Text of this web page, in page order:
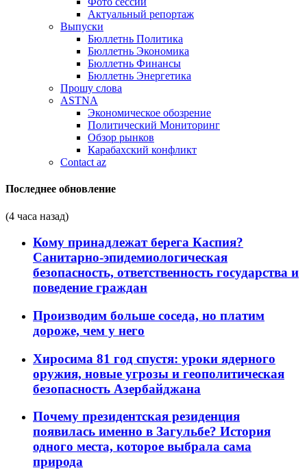
Актуальный репортаж
Выпуски
Бюллетнь Политика
Бюллетнь Экономика
Бюллетнь Финансы
Бюллетнь Энергетика
Прошу слова
ASTNA
Экономическое обозрение
Политический Мониторинг
Обзор рынков
Карабахский конфликт
Contact az
Последнее обновление
(4 часа назад)
Кому принадлежат берега Каспия?
Санитарно-эпидемиологическая
безопасность, ответственность государства и
поведение граждан
Производим больше соседа, но платим
дороже, чем у него
Хиросима 81 год спустя: уроки ядерного
оружия, новые угрозы и геополитическая
безопасность Азербайджана
Почему президентская резиденция
появилась именно в Загульбе? История
одного места, которое выбрала сама
природа